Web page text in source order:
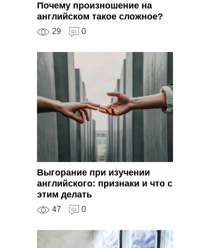
Почему произношение на
английском такое сложное?
29 0
Выгорание при изучении
английского: признаки и что с
этим делать
47 0